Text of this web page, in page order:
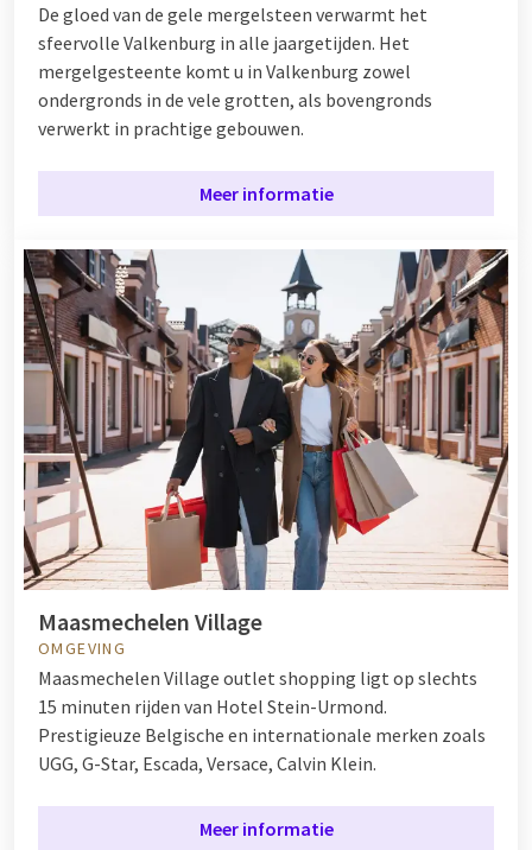
De gloed van de gele mergelsteen verwarmt het
sfeervolle Valkenburg in alle jaargetijden. Het
mergelgesteente komt u in Valkenburg zowel
ondergronds in de vele grotten, als bovengronds
verwerkt in prachtige gebouwen.
Meer informatie
Maasmechelen Village
OMGEVING
Maasmechelen Village outlet shopping ligt op slechts
15 minuten rijden van Hotel Stein-Urmond.
Prestigieuze Belgische en internationale merken zoals
UGG, G-Star, Escada, Versace, Calvin Klein.
Meer informatie